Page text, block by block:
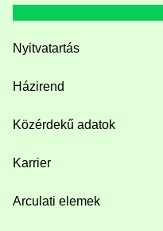
Nyitvatartás
Házirend
Közérdekű adatok
Karrier
Arculati elemek